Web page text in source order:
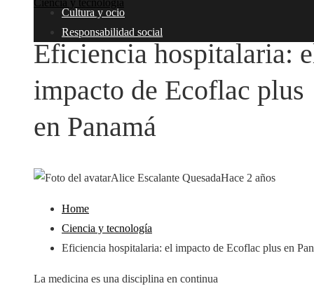
Cultura y ocio
Responsabilidad social
Ciencia y tecnología
Eficiencia hospitalaria:
impacto de Ecoflac plus
en Panamá
Alice Escalante QuesadaHace 2 años
Home
Ciencia y tecnología
Eficiencia hospitalaria: el impacto de Ecoflac plus en
La medicina es una disciplina en continua